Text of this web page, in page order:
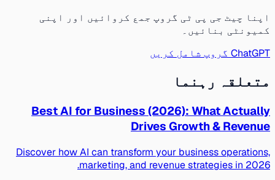
اپنا چیٹ جی پی ٹی گروپ جمع کروائیں اور اپنی
کمیونٹی بنائیں۔
ChatGPT گروپ شامل کریں
متعلقہ رہنما
Best AI for Business (2026): What Actually
Drives Growth & Revenue
Discover how AI can transform your business operations,
marketing, and revenue strategies in 2026.